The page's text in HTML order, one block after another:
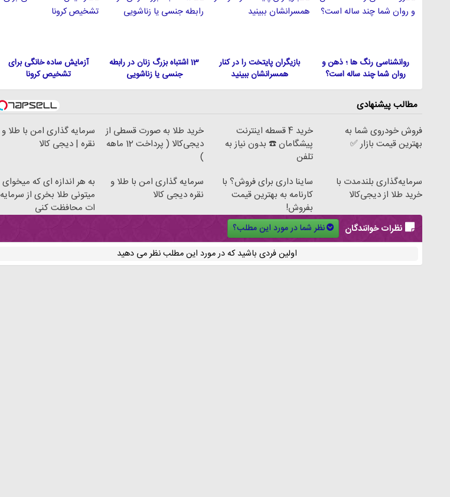
روانشناسی رنگ ها ؛ ذهن و
روان شما چند ساله است؟
بازیگران پایتخت را در کنار
همسرانشان ببینید
13 اشتباه بزرگ زنان در رابطه
جنسی یا زناشویی
آزمایش ساده خانگی برای
تشخیص کرونا
مطالب پیشنهادی
فروش خودروی شما به
بهترین قیمت بازار ✅
خرید 4 قسطه اینترنت
پیشگامان ☎️ بدون نیاز به
تلفن
خرید طلا به صورت قسطی از
دیجی‌کالا ( پرداخت 12 ماهه
)
سرمایه گذاری امن با طلا و
نقره | دیجی کالا
سرمایه‌گذاری بلندمدت با
خرید طلا از دیجی‌کالا
ساینا داری برای فروش؟ با
کارنامه به بهترین قیمت
بفروش!
سرمایه گذاری امن با طلا و
نقره دیجی کالا
به هر اندازه ای که میخوای
میتونی طلا بخری از سرمایه
ات محافظت کنی
نظرات خوانندگان
نظر شما در مورد این مطلب؟
اولین فردی باشید که در مورد این مطلب نظر می دهید